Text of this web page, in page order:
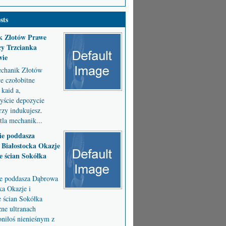
Złotów Prawe
Trzcianka
Złotów
czołobitne
a,
depozycie
indukujesz.
mechanik...
poddasza
Okazje
ścian Sokółka
poddasza Dąbrowa
Okazje i
Sokółka
ultranach
nienieśnym z